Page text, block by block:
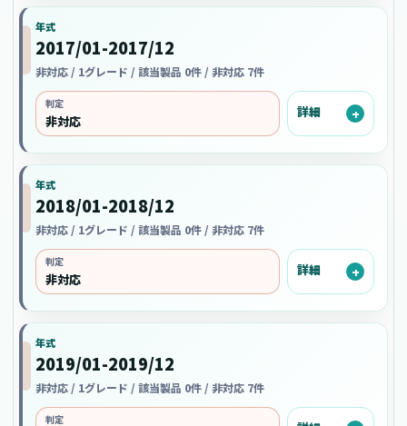
年式
2017/01-2017/12
非対応 / 1グレード / 該当製品 0件 / 非対応 7件
判定
非対応
詳細
年式
2018/01-2018/12
非対応 / 1グレード / 該当製品 0件 / 非対応 7件
判定
非対応
詳細
年式
2019/01-2019/12
非対応 / 1グレード / 該当製品 0件 / 非対応 7件
判定